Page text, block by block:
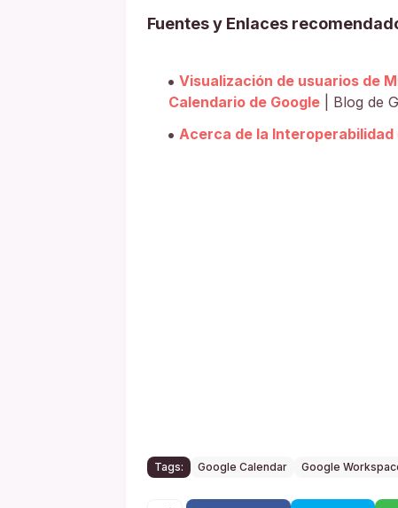
Fuentes y Enlaces
Visualización de usuarios de
Calendario de Google | Blog de
Acerca de la Interoperabilidad
Tags: Google Calendar Google